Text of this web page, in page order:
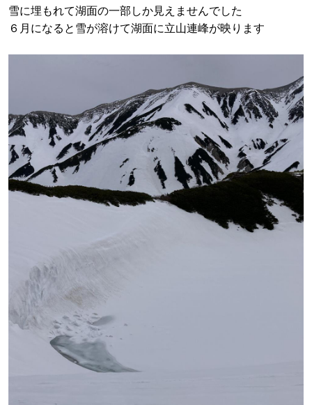
雪に埋もれて湖面の一部しか見えませんでした
６月になると雪が溶けて湖面に立山連峰が映ります